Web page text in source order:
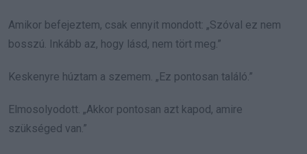
Amikor befejeztem, csak ennyit mondott: „Szóval ez nem
bosszú. Inkább az, hogy lásd, nem tört meg.”
Keskenyre húztam a szemem. „Ez pontosan találó.”
Elmosolyodott. „Akkor pontosan azt kapod, amire
szükséged van.”